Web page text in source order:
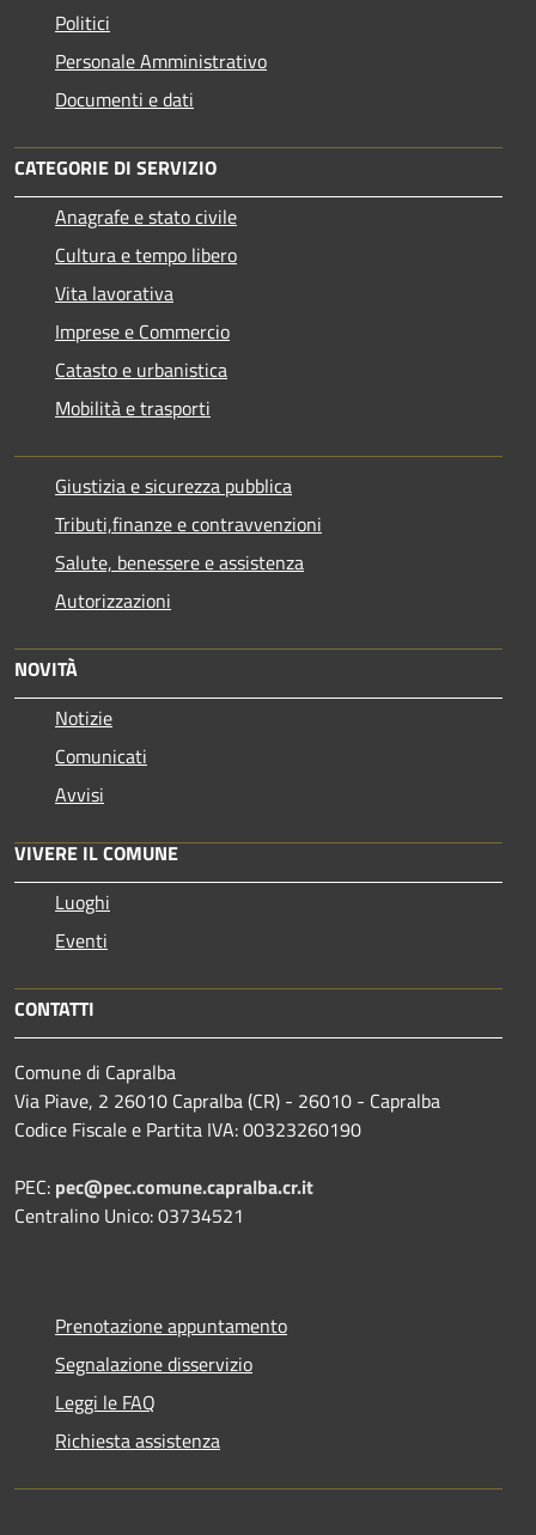
Politici
Personale Amministrativo
Documenti e dati
CATEGORIE DI SERVIZIO
Anagrafe e stato civile
Cultura e tempo libero
Vita lavorativa
Imprese e Commercio
Catasto e urbanistica
Mobilità e trasporti
Giustizia e sicurezza pubblica
Tributi,finanze e contravvenzioni
Salute, benessere e assistenza
Autorizzazioni
NOVITÀ
Notizie
Comunicati
Avvisi
VIVERE IL COMUNE
Luoghi
Eventi
CONTATTI
Comune di Capralba
Via Piave, 2 26010 Capralba (CR) - 26010 - Capralba
Codice Fiscale e Partita IVA: 00323260190
PEC: pec@pec.comune.capralba.cr.it
Centralino Unico: 03734521
Prenotazione appuntamento
Segnalazione disservizio
Leggi le FAQ
Richiesta assistenza